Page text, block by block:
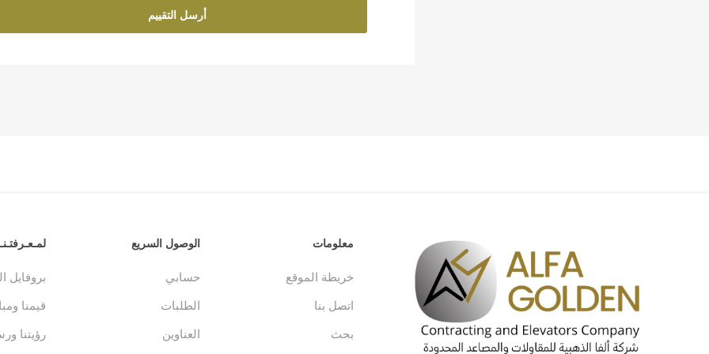
أرسل التقييم
معلومات
خريطة الموقع
اتصل بنا
بحث
الوصول السريع
حسابي
الطلبات
العناوين
بروفايل
قيمنا
رؤيتنا